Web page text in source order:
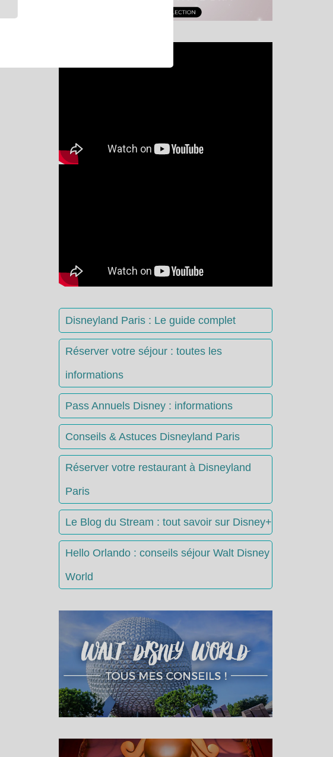
Disneyland Paris : Le guide complet
Réserver votre séjour : toutes les
informations
Pass Annuels Disney : informations
Conseils & Astuces Disneyland Paris
Réserver votre restaurant à Disneyland
Paris
Le Blog du Stream : tout savoir sur Disney+
Hello Orlando : conseils séjour Walt Disney
World